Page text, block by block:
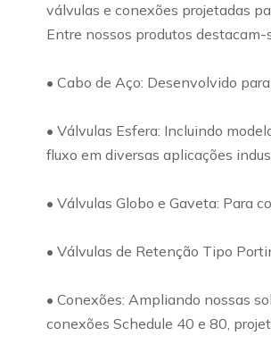
válvulas e conexões projetadas
Entre nossos produtos destacam-
• Cabo de Aço: Desenvolvido
• Válvulas Esfera: Incluindo
fluxo em diversas aplicações
• Válvulas Globo e Gaveta: Para
• Válvulas de Retenção Tipo
• Conexões: Ampliando nossas
conexões Schedule 40 e 80,